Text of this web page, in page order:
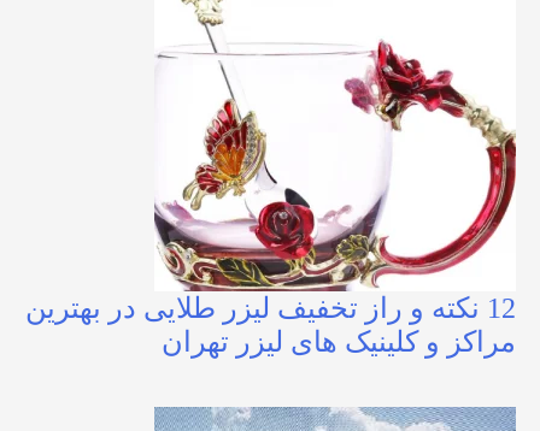
12 نکته و راز تخفیف لیزر طلایی در بهترین
مراکز و کلینیک های لیزر تهران